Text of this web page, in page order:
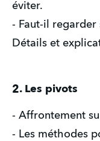
éviter.
- Faut-il regarder
Détails et
2. Les pivots
- Affrontement
- Les méthodes